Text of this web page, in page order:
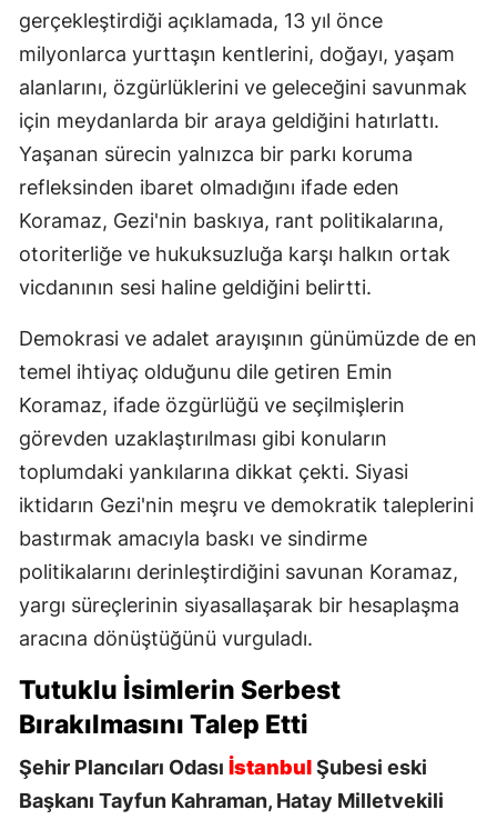
gerçekleştirdiği açıklamada, 13 yıl önce
milyonlarca yurttaşın kentlerini, doğayı, yaşam
alanlarını, özgürlüklerini ve geleceğini savunmak
için meydanlarda bir araya geldiğini hatırlattı.
Yaşanan sürecin yalnızca bir parkı koruma
refleksinden ibaret olmadığını ifade eden
Koramaz, Gezi'nin baskıya, rant politikalarına,
otoriterliğe ve hukuksuzluğa karşı halkın ortak
vicdanının sesi haline geldiğini belirtti.
Demokrasi ve adalet arayışının günümüzde de en
temel ihtiyaç olduğunu dile getiren Emin
Koramaz, ifade özgürlüğü ve seçilmişlerin
görevden uzaklaştırılması gibi konuların
toplumdaki yankılarına dikkat çekti. Siyasi
iktidarın Gezi'nin meşru ve demokratik taleplerini
bastırmak amacıyla baskı ve sindirme
politikalarını derinleştirdiğini savunan Koramaz,
yargı süreçlerinin siyasallaşarak bir hesaplaşma
aracına dönüştüğünü vurguladı.
Tutuklu İsimlerin Serbest
Bırakılmasını Talep Etti
Şehir Plancıları Odası İstanbulŞubesi eski
Başkanı Tayfun Kahraman, Hatay Milletvekili